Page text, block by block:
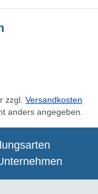
zzgl. Versandkosten
anders angegeben.